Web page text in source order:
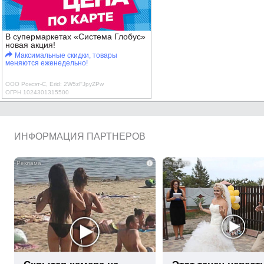
В супермаркетах «Система Глобус»
новая акция!
Максимальные скидки, товары
меняются еженедельно!
ООО Роксэт-С, Erid: 2W5zFJpyZPw
ОГРН 1024301315500
ИНФОРМАЦИЯ ПАРТНЕРОВ
i